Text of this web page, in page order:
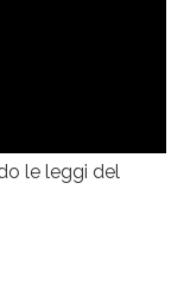
le leggi del